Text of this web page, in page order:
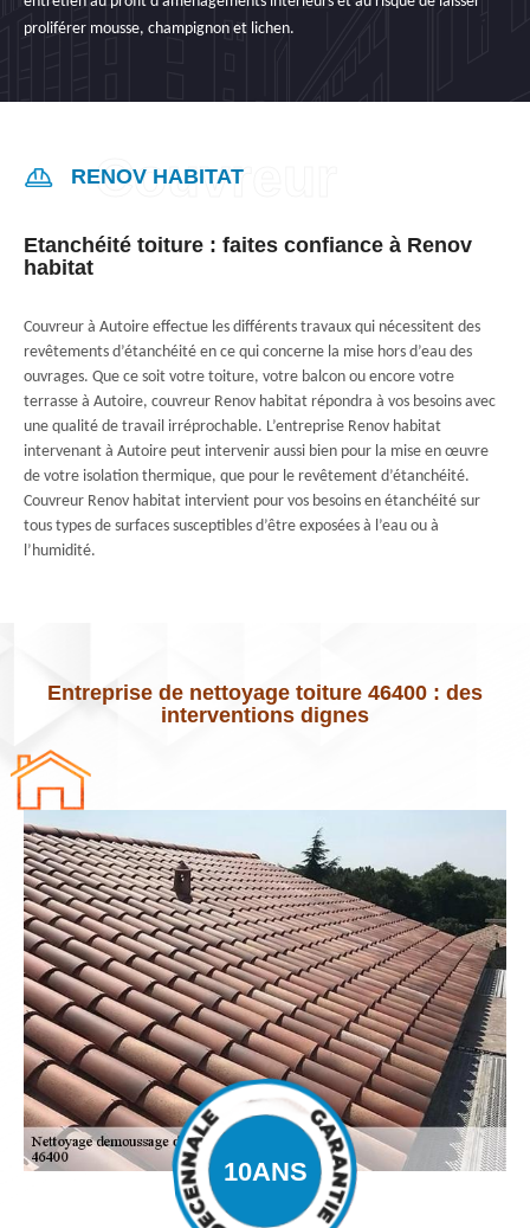
proliférer mousse, champignon et lichen.
RENOV HABITAT
Etanchéité toiture : faites confiance à Renov
habitat
Couvreur à Autoire effectue les différents travaux qui nécessitent des
revêtements d’étanchéité en ce qui concerne la mise hors d’eau des
ouvrages. Que ce soit votre toiture, votre balcon ou encore votre
terrasse à Autoire, couvreur Renov habitat répondra à vos besoins avec
une qualité de travail irréprochable. L’entreprise Renov habitat
intervenant à Autoire peut intervenir aussi bien pour la mise en œuvre
de votre isolation thermique, que pour le revêtement d’étanchéité.
Couvreur Renov habitat intervient pour vos besoins en étanchéité sur
tous types de surfaces susceptibles d’être exposées à l’eau ou à
l’humidité.
Entreprise de nettoyage toiture 46400 : des
interventions dignes